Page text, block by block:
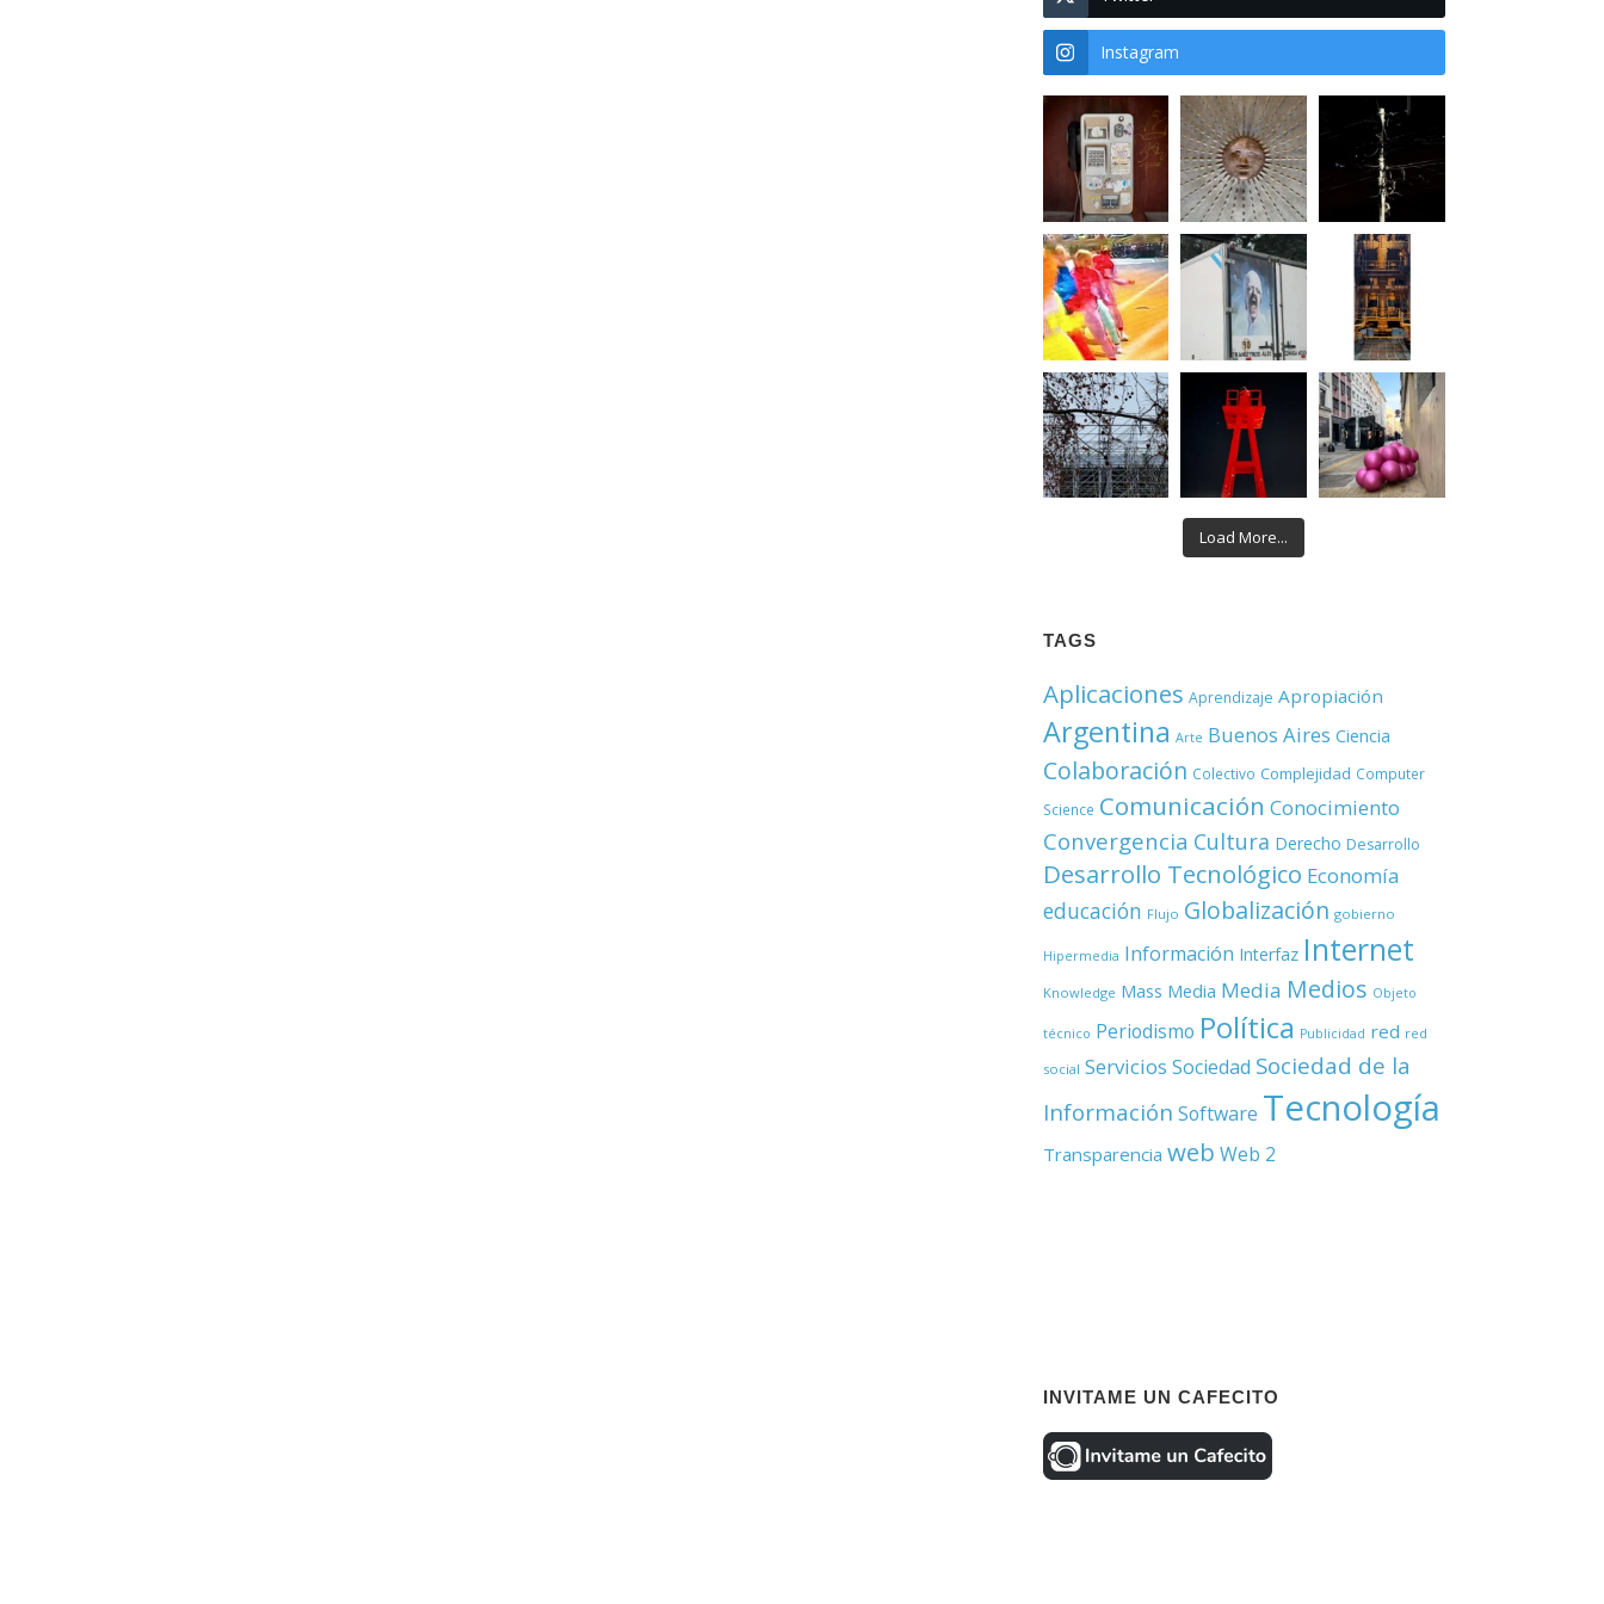
Instagram
Load More...
TAGS
Aplicaciones Aprendizaje Apropiación
Argentina Arte Buenos Aires Ciencia
Colaboración Colectivo Complejidad Computer
Science Comunicación Conocimiento
Convergencia Cultura Derecho Desarrollo
Desarrollo Tecnológico Economía
educación Flujo Globalización gobierno
Hipermedia Información Interfaz Internet
Knowledge Mass Media Media Medios Objeto
técnico Periodismo Política Publicidad red red
social Servicios Sociedad Sociedad de la
Información Software Tecnología
Transparencia web Web 2
INVITAME UN CAFECITO